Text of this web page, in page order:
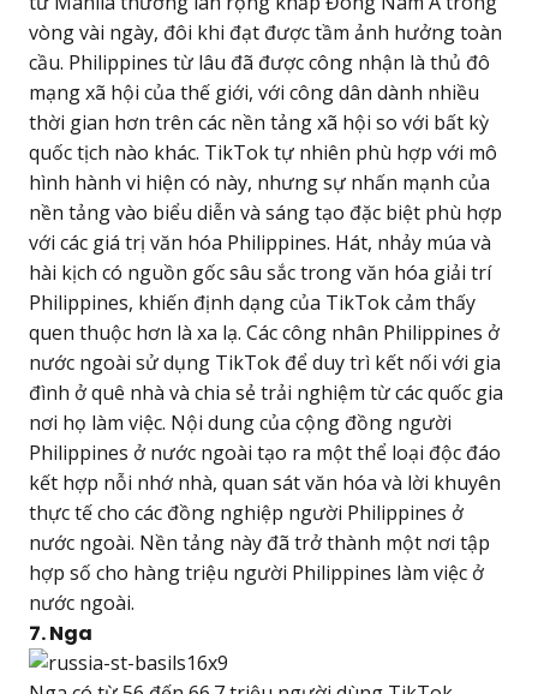
vòng vài ngày, đôi khi đạt được tầm ảnh hưởng toàn
cầu. Philippines từ lâu đã được công nhận là thủ đô
mạng xã hội của thế giới, với công dân dành nhiều
thời gian hơn trên các nền tảng xã hội so với bất kỳ
quốc tịch nào khác. TikTok tự nhiên phù hợp với mô
hình hành vi hiện có này, nhưng sự nhấn mạnh của
nền tảng vào biểu diễn và sáng tạo đặc biệt phù hợp
với các giá trị văn hóa Philippines. Hát, nhảy múa và
hài kịch có nguồn gốc sâu sắc trong văn hóa giải trí
Philippines, khiến định dạng của TikTok cảm thấy
quen thuộc hơn là xa lạ. Các công nhân Philippines ở
nước ngoài sử dụng TikTok để duy trì kết nối với gia
đình ở quê nhà và chia sẻ trải nghiệm từ các quốc gia
nơi họ làm việc. Nội dung của cộng đồng người
Philippines ở nước ngoài tạo ra một thể loại độc đáo
kết hợp nỗi nhớ nhà, quan sát văn hóa và lời khuyên
thực tế cho các đồng nghiệp người Philippines ở
nước ngoài. Nền tảng này đã trở thành một nơi tập
hợp số cho hàng triệu người Philippines làm việc ở
nước ngoài.
7. Nga